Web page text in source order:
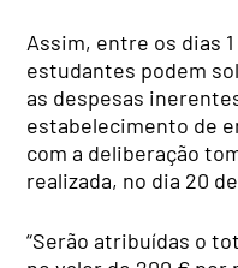
Assim, entre os dias
estudantes podem
as despesas
estabelecimento de
com a deliberação
realizada, no dia 20
“Serão atribuídas o